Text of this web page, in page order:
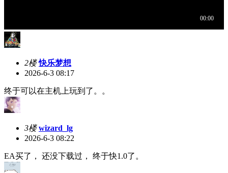
2楼 快乐梦想
2026-6-3 08:17
终于可以在主机上玩到了。。
3楼 wizard_lg
2026-6-3 08:22
EA买了， 还没下载过， 终于快1.0了。